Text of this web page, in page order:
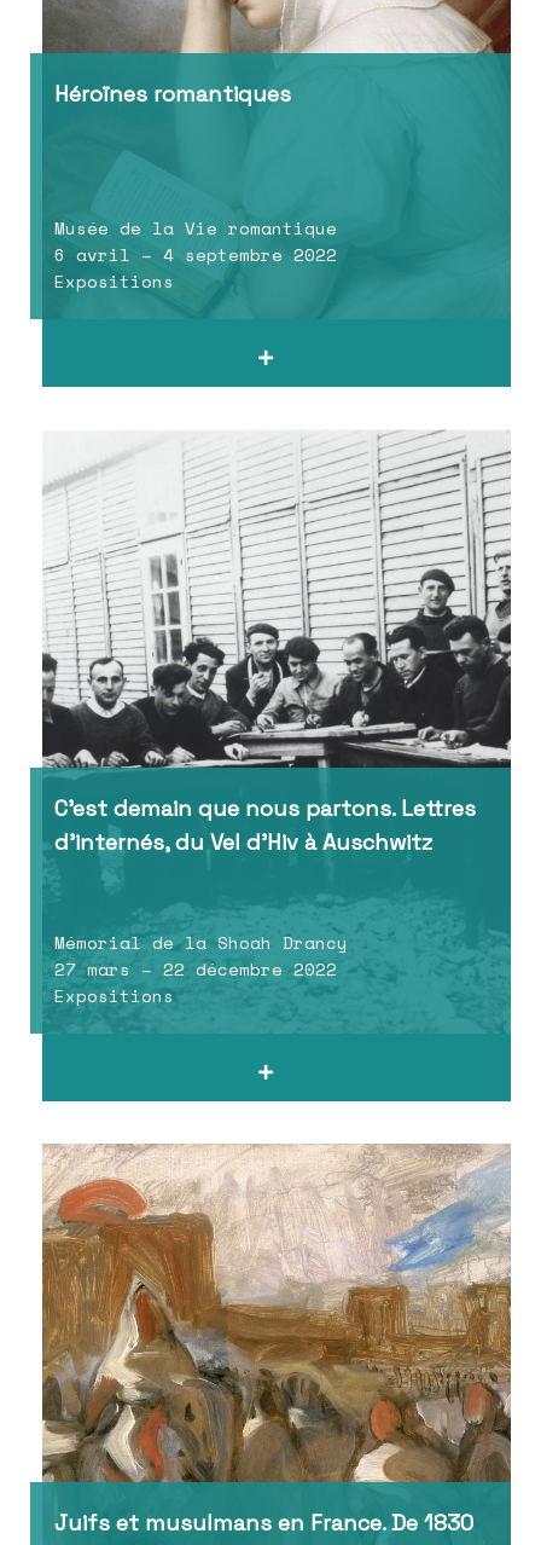
Héroïnes romantiques
Musée de la Vie romantique
6 avril – 4 septembre 2022
Expositions
C’est demain que nous partons. Lettres
d’internés, du Vel d’Hiv à Auschwitz
Mémorial de la Shoah Drancy
27 mars – 22 décembre 2022
Expositions
Juifs et musulmans en France. De 1830